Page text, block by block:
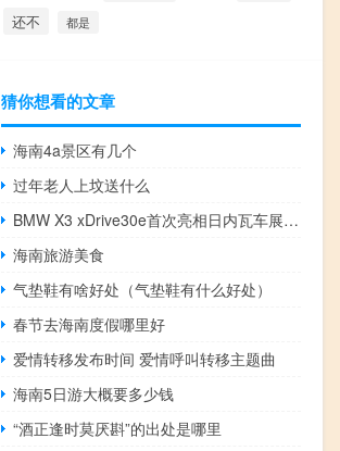
还不 都是
猜你想看的文章
海南4a景区有几个
过年老人上坟送什么
BMW X3 xDrive30e首次亮相日内瓦车展推出全新330e X5 xDrive45e
海南旅游美食
气垫鞋有啥好处（气垫鞋有什么好处）
春节去海南度假哪里好
爱情转移发布时间 爱情呼叫转移主题曲
海南5日游大概要多少钱
“酒正逢时莫厌斟”的出处是哪里